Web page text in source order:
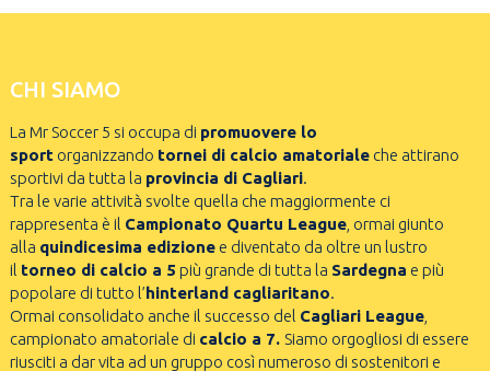
CHI SIAMO
La Mr Soccer 5 si occupa di promuovere lo
sportorganizzando tornei di calcio amatorialeche attirano
sportivi da tutta la provincia di Cagliari.
Tra le varie attività svolte quella che maggiormente ci
rappresenta è il Campionato Quartu League, ormai giunto
alla quindicesima edizionee diventato da oltre un lustro
il torneo di calcio a 5 più grande di tutta la Sardegna e più
popolare di tutto l’hinterland cagliaritano.
Ormai consolidato anche il successo del Cagliari League,
campionato amatoriale di calcio a 7. Siamo orgogliosi di essere
riusciti a dar vita ad un gruppo così numeroso di sostenitori e